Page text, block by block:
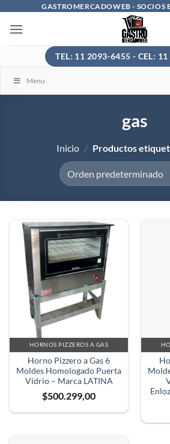
contenido
GASTROMERCADOWEB - SOCIOS
TEL: 11 2093-6455 - CEL:
Menu
gas
Inicio / Productos
HORNOS PIZZEROS A GAS
Horno Pizzero a Gas 6
Moldes Homologado Puerta
Vidrio – Marca LATINA
$500.299,00